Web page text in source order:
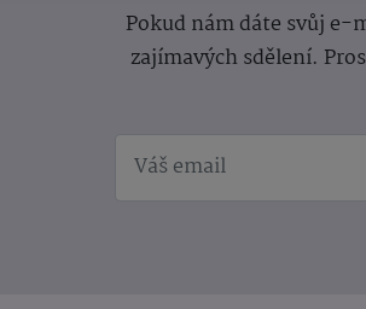
Pokud nám dáte svůj e-
zajímavých sdělení.